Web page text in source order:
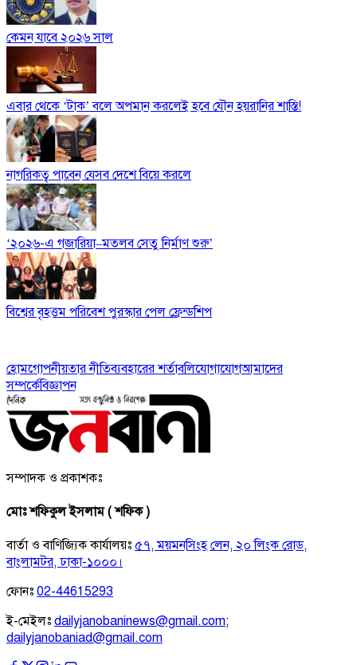
কেমন যাবে ২০২৬ সাল
এবার থেকে ‘টাক’ বলে অপমান করলেই হবে যৌন হয়রানির শাস্তি!
নাগরিকত্ব পাবেন যেসব দেশে বিয়ে করলে
‘২০২৬-এ গজারিয়া–মতলব সেতু নির্মাণ শুরু’
বিশ্বের বৃহত্তম পরিবেশ পুরস্কার পেল ফ্রেন্ডশিপ
হোমগোপনীয়তার নীতিব্যবহারের শর্তাবলিযোগাযোগআমাদের
সম্পর্কেবিজ্ঞাপন
সম্পাদক ও প্রকাশকঃ
মোঃ শফিকুল ইসলাম ( শফিক )
বার্তা ও বাণিজ্যিক কার্যালয়ঃ ৫৭, ময়মনসিংহ লেন, ২০ লিংক রোড,
বাংলামটর, ঢাকা-১০০০।
ফোনঃ 02-44615293
ই-মেইলঃ dailyjanobaninews@gmail.com;
dailyjanobaniad@gmail.com